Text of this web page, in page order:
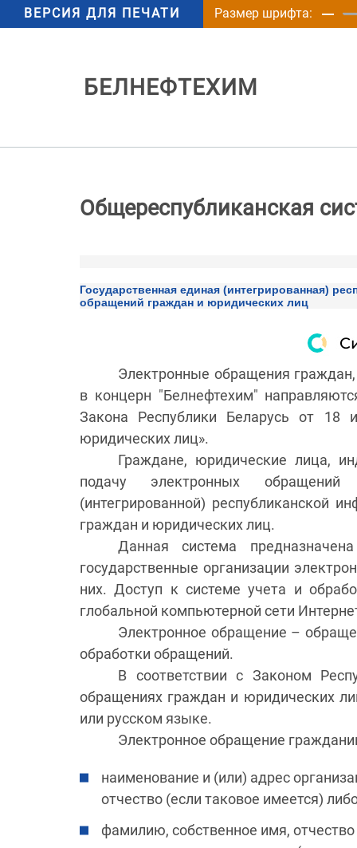
ВЕРСИЯ ДЛЯ ПЕЧАТИ Размер шрифта:
БЕЛНЕФТЕХИМ
Общереспубликанская
Государственная единая (интегрированная)
обращений граждан и юридических лиц
Электронные обращения
в концерн "Белнефтехим"
Закона Республики Беларусь от
юридических лиц».
Граждане, юридические лица,
подачу электронных обращений
(интегрированной) республиканской
граждан и юридических лиц.
Данная система
государственные организации
них. Доступ к системе учета и
глобальной компьютерной сети
Электронное обращение –
обработки обращений.
В соответствии с Законом
обращениях граждан и юридических
или русском языке.
Электронное обращение
наименование и (или) адрес
отчество (если таковое имеется)
фамилию, собственное имя,